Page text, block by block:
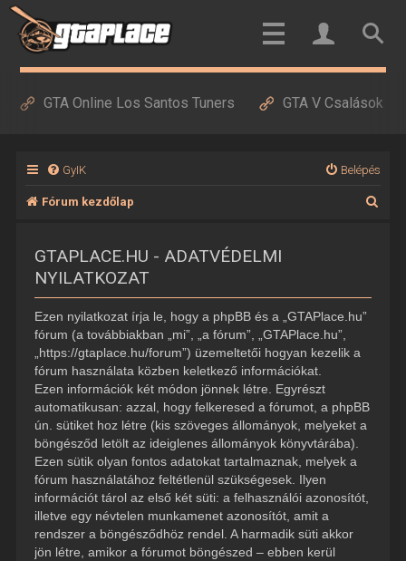
GTA Online Los Santos Tuners GTA V Csalások
GyIK Belépés
Fórum kezdőlap
GTAPLACE.HU - ADATVÉDELMI
NYILATKOZAT
Ezen nyilatkozat írja le, hogy a phpBB és a „GTAPlace.hu”
fórum (a továbbiakban „mi”, „a fórum”, „GTAPlace.hu”,
„https://gtaplace.hu/forum”) üzemeltetői hogyan kezelik a
fórum használata közben keletkező információkat.
Ezen információk két módon jönnek létre. Egyrészt
automatikusan: azzal, hogy felkeresed a fórumot, a phpBB
ún. sütiket hoz létre (kis szöveges állományok, melyeket a
böngésződ letölt az ideiglenes állományok könyvtárába).
Ezen sütik olyan fontos adatokat tartalmaznak, melyek a
fórum használatához feltétlenül szükségesek. Ilyen
információt tárol az első két süti: a felhasználói azonosítót,
illetve egy névtelen munkamenet azonosítót, amit a
rendszer a böngésződhöz rendel. A harmadik süti akkor
jön létre, amikor a fórumot böngészed – ebben kerül